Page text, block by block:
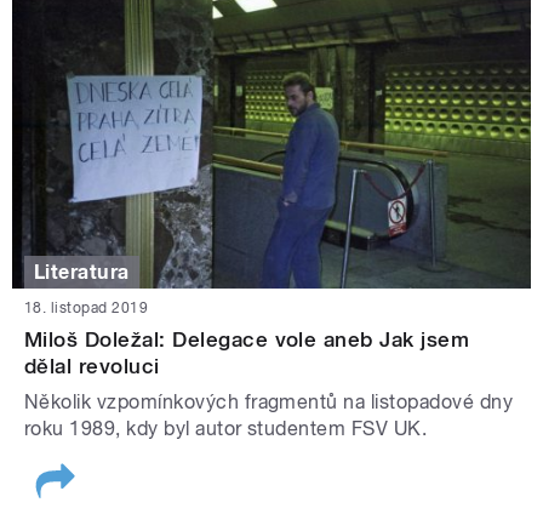
Literatura
18. listopad 2019
Miloš Doležal: Delegace vole aneb Jak jsem
dělal revoluci
Několik vzpomínkových fragmentů na listopadové dny
roku 1989, kdy byl autor studentem FSV UK.